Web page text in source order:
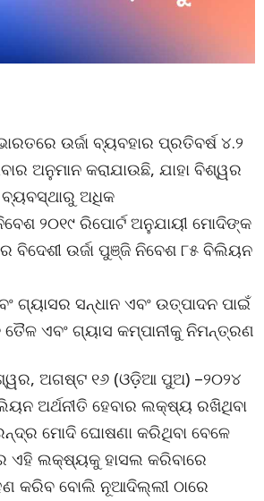
ଉର୍ଜା ବ୍ୟବହାର ପ୍ରତିବର୍ଷ ୪.୨
ଅନୁମାନ କରାଯାଉଛି, ଯାହା ବିଶ୍ୱର
ଅଧିକ
୨୦୧୯ ରିପୋର୍ଟ ଅନୁଯାୟୀ ମୋଦିଙ୍କ
ବିଦେଶୀ ଉର୍ଜା ପୁଞ୍ଜି ନିବେଶ ୮୫ ବିଲିୟନ
ଗ୍ୟାସର ସନ୍ଧାନ ଏବଂ ଉତ୍ପାଦନ ପାଇଁ
ଏବଂ ଗ୍ୟାସ କମ୍ପାନୀକୁ ନିମନ୍ତ୍ରଣ
ଅଗଷ୍ଟ ୧୬ (ଓଡ଼ିଆ ପୁଅ) –୨୦୨୪
ଅର୍ଥନୀତି ହେବାର ଲକ୍ଷ୍ୟ ରଖିଥିବା
ମୋଦି ଘୋଷଣା କରିଥିବା ବେଳେ
ଏହି ଲକ୍ଷ୍ୟକୁ ହାସଲ କରିବାରେ
କରିବ ବୋଲି ନୂଆଦିଲ୍ଲୀ ଠାରେ